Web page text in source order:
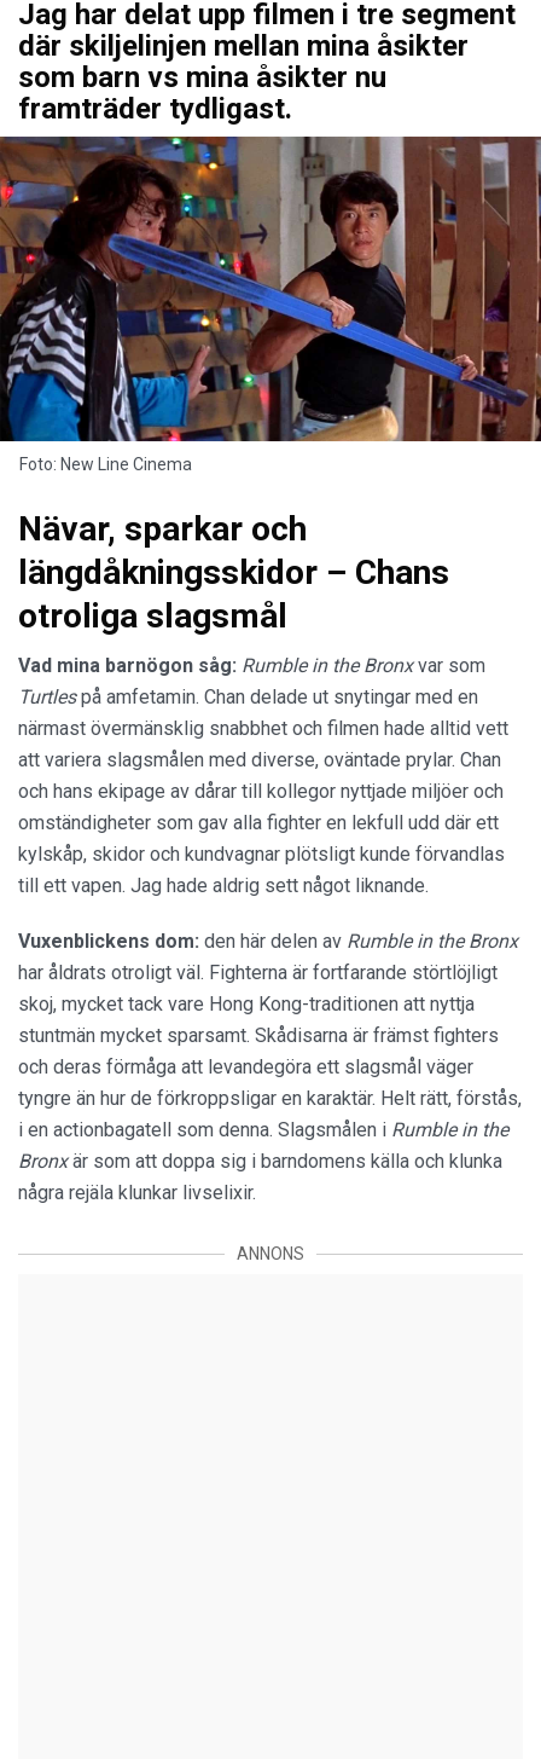
Jag har delat upp filmen i tre segment
där skiljelinjen mellan mina åsikter
som barn vs mina åsikter nu
framträder tydligast.
Foto: New Line Cinema
Nävar, sparkar och
längdåkningsskidor – Chans
otroliga slagsmål
Vad mina barnögon såg: Rumble in the Bronxvar som
Turtlespå amfetamin. Chan delade ut snytingar med en
närmast övermänsklig snabbhet och filmen hade alltid vett
att variera slagsmålen med diverse, oväntade prylar. Chan
och hans ekipage av dårar till kollegor nyttjade miljöer och
omständigheter som gav alla fighter en lekfull udd där ett
kylskåp, skidor och kundvagnar plötsligt kunde förvandlas
till ett vapen. Jag hade aldrig sett något liknande.
Vuxenblickens dom: den här delen av Rumble in the Bronx
har åldrats otroligt väl. Fighterna är fortfarande störtlöjligt
skoj, mycket tack vare Hong Kong-traditionen att nyttja
stuntmän mycket sparsamt. Skådisarna är främst fighters
och deras förmåga att levandegöra ett slagsmål väger
tyngre än hur de förkroppsligar en karaktär. Helt rätt, förstås,
i en actionbagatell som denna. Slagsmålen i Rumble in the
Bronxär som att doppa sig i barndomens källa och klunka
några rejäla klunkar livselixir.
ANNONS